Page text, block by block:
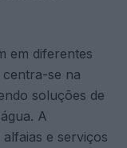
em diferentes
centra-se na
soluções de
A
e serviços